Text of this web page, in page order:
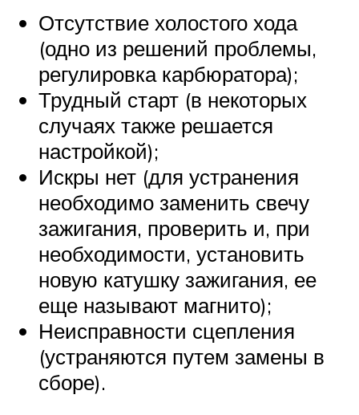
Отсутствие холостого хода
(одно из решений проблемы,
регулировка карбюратора);
Трудный старт (в некоторых
случаях также решается
настройкой);
Искры нет (для устранения
необходимо заменить свечу
зажигания, проверить и, при
необходимости, установить
новую катушку зажигания, ее
еще называют магнито);
Неисправности сцепления
(устраняются путем замены в
сборе).